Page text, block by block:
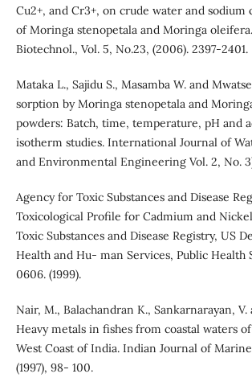
Cu2+, and Cr3+, on crude water and sodium
of Moringa stenopetala and Moringa
Biotechnol., Vol. 5, No.23, (2006). 2397-2401.
Mataka L., Sajidu S., Masamba W. and
sorption by Moringa stenopetala and
powders: Batch, time, temperature, pH and
isotherm studies. International Journal of
and Environmental Engineering Vol. 2, No.
Agency for Toxic Substances and Disease
Toxicological Profile for Cadmium and
Toxic Substances and Disease Registry, US
Health and Hu- man Services, Public Health
0606. (1999).
Nair, M., Balachandran K., Sankarnarayan, V.
Heavy metals in fishes from coastal waters
West Coast of India. Indian Journal of
(1997), 98- 100.